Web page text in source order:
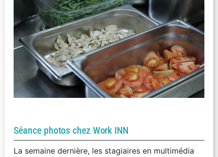
Séance photos chez Work INN
La semaine dernière, les stagiaires en multimédia